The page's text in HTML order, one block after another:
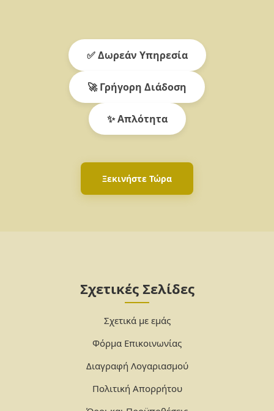
✅ Δωρεάν Υπηρεσία
🚀 Γρήγορη Διάδοση
✨ Απλότητα
Ξεκινήστε Τώρα
Σχετικές Σελίδες
Σχετικά με εμάς
Φόρμα Επικοινωνίας
Διαγραφή Λογαριασμού
Πολιτική Απορρήτου